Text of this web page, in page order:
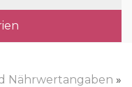
Nährwertangaben »